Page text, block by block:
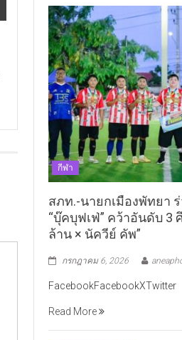
กีฬา
สภท.-นายกเมืองพัทยา
“บุ๊คบุฟเฟ่” คว้าอันดับ 3
ล้าน × นัควีย์ คัพ”
กรกฎาคม 6, 2026
FacebookFacebookXTwitter
Read More